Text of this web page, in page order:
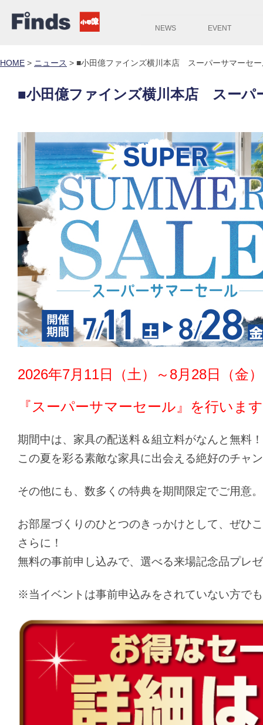
NEWS EVENT
HOME > ニュース > ■小田億ファインズ横川本店 スーパーサマーセ
■小田億ファインズ横川本店 スーパ
2026年7月11日（土）～8月28日（金
『スーパーサマーセール』を行いま
期間中は、家具の配送料＆組立料がなんと無料
この夏を彩る素敵な家具に出会える絶好のチャ
その他にも、数多くの特典を期間限定でご用意。
お部屋づくりのひとつのきっかけとして、ぜひ
さらに！
無料の事前申し込みで、選べる来場記念品プレ
※当イベントは事前申込みをされていない方で